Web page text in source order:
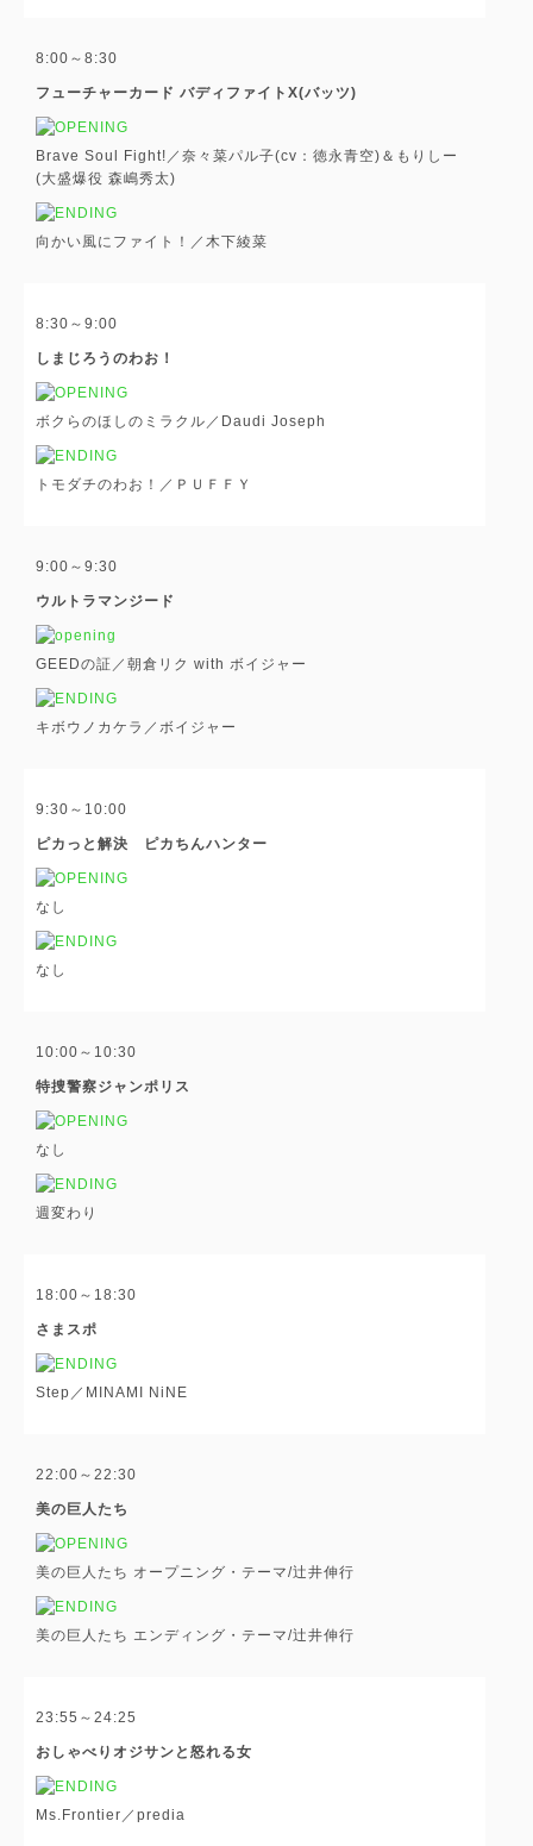
8:00～8:30
フューチャーカード バディファイトX(バッツ)
Brave Soul Fight!／奈々菜パル子(cv：徳永青空)＆もりしー
(大盛爆役 森嶋秀太)
向かい風にファイト！／木下綾菜
8:30～9:00
しまじろうのわお！
ボクらのほしのミラクル／Daudi Joseph
トモダチのわお！／ＰＵＦＦＹ
9:00～9:30
ウルトラマンジード
GEEDの証／朝倉リク with ボイジャー
キボウノカケラ／ボイジャー
9:30～10:00
ピカっと解決 ピカちんハンター
なし
なし
10:00～10:30
特捜警察ジャンポリス
なし
週変わり
18:00～18:30
さまスポ
Step／MINAMI NiNE
22:00～22:30
美の巨人たち
美の巨人たち オープニング・テーマ/辻井伸行
美の巨人たち エンディング・テーマ/辻井伸行
23:55～24:25
おしゃべりオジサンと怒れる女
Ms.Frontier／predia